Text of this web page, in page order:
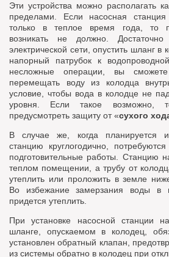
Эти устройства можно располагать
пределами. Если насосная станция
только в теплое время года, то
возникать не должно.
электрической сети, опустить шланг в
напорный патрубок к
несложные операции, вы
перемещать воду из колодца
условие, чтобы вода в колодце не
уровня. Если такое возможно,
предусмотреть защиту от «сухого
В случае же, когда планируется
станцию круглогодично,
подготовительные работы. Станцию
теплом помещении, а трубу от
утеплить или проложить в земле
Во избежание замерзания воды в
придется утеплить.
При установке насосной станции
шланге, опускаемом в колодец,
установлен обратный клапан,
из системы обратно в колодец при